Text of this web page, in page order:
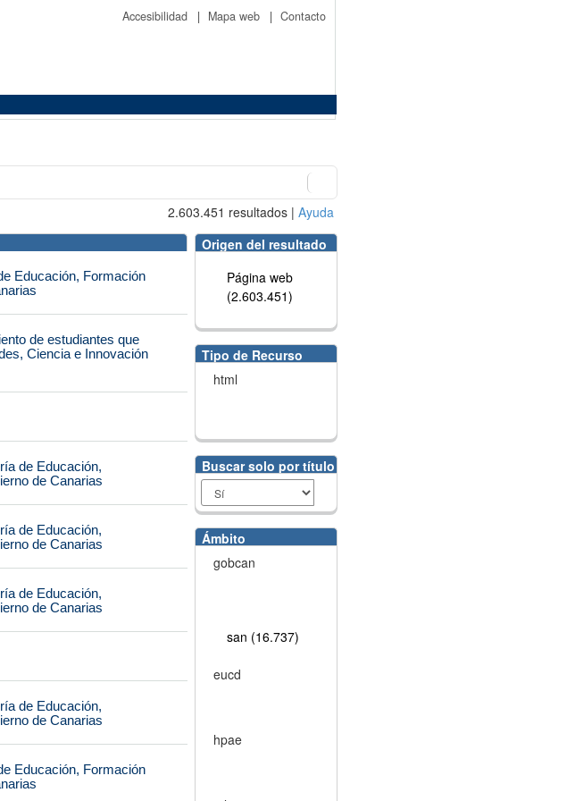
Accesibilidad | Mapa web | Contacto
2.603.451 resultados | Ayuda
Educación, Formación
de estudiantes que
Ciencia e Innovación
de Educación,
de Canarias
de Educación,
de Canarias
de Educación,
de Canarias
de Educación,
de Canarias
Educación, Formación
Origen del resultado
Página web
(2.603.451)
Tipo de Recurso
html
Buscar solo por título
Ámbito
gobcan
san (16.737)
eucd
hpae